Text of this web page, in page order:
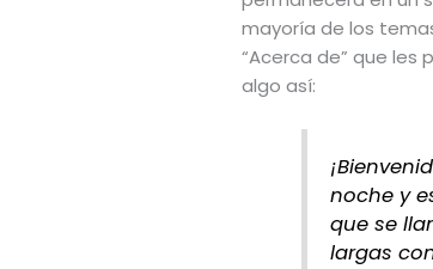
mayoría de los
“Acerca de” que les
algo así:
noche y
que se
largas